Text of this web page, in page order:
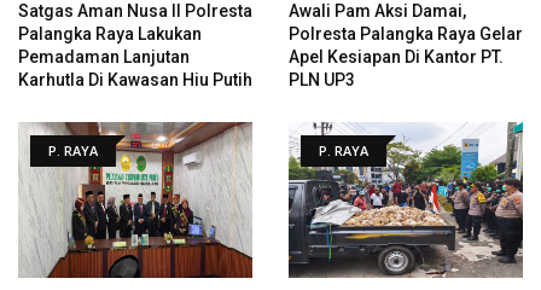
Satgas Aman Nusa II Polresta
Palangka Raya Lakukan
Pemadaman Lanjutan
Karhutla Di Kawasan Hiu Putih
Awali Pam Aksi Damai,
Polresta Palangka Raya Gelar
Apel Kesiapan Di Kantor PT.
PLN UP3
P. RAYA P. RAYA